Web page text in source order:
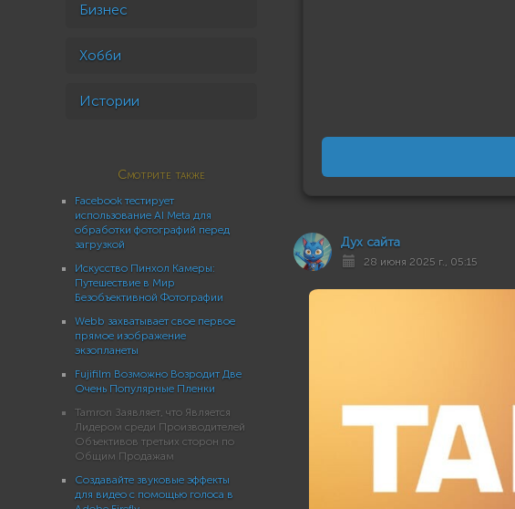
Бизнес
Хобби
Истории
Смотрите также
Facebook тестирует
использование AI Meta для
обработки фотографий перед
загрузкой
Искусство Пинхол Камеры:
Путешествие в Мир
Безобъективной Фотографии
Webb захватывает свое первое
прямое изображение
экзопланеты
Fujifilm Возможно Возродит Две
Очень Популярные Пленки
Tamron Заявляет, что Является
Лидером среди Производителей
Объективов третьих сторон по
Общим Продажам
Создавайте звуковые эффекты
для видео с помощью голоса в
Дух сайта
28 июня 2025 г., 05:15